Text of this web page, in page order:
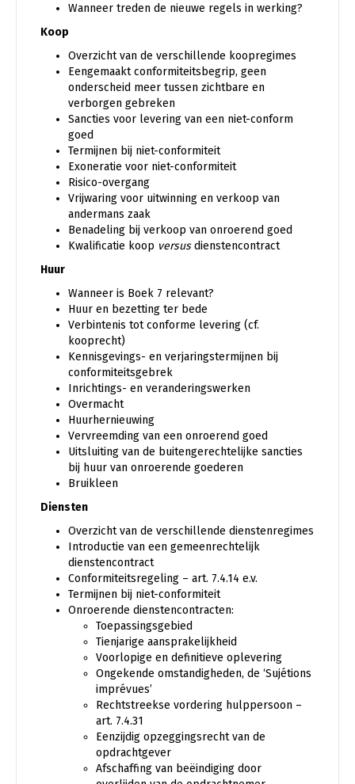
Wanneer treden de nieuwe regels in werking?
Koop
Overzicht van de verschillende koopregimes
Eengemaakt conformiteitsbegrip, geen
onderscheid meer tussen zichtbare en
verborgen gebreken
Sancties voor levering van een niet-conform
goed
Termijnen bij niet-conformiteit
Exoneratie voor niet-conformiteit
Risico-overgang
Vrijwaring voor uitwinning en verkoop van
andermans zaak
Benadeling bij verkoop van onroerend goed
Kwalificatie koop versusdienstencontract
Huur
Wanneer is Boek 7 relevant?
Huur en bezetting ter bede
Verbintenis tot conforme levering (cf.
kooprecht)
Kennisgevings- en verjaringstermijnen bij
conformiteitsgebrek
Inrichtings- en veranderingswerken
Overmacht
Huurhernieuwing
Vervreemding van een onroerend goed
Uitsluiting van de buitengerechtelijke sancties
bij huur van onroerende goederen
Bruikleen
Diensten
Overzicht van de verschillende dienstenregimes
Introductie van een gemeenrechtelijk
dienstencontract
Conformiteitsregeling – art. 7.4.14 e.v.
Termijnen bij niet-conformiteit
Onroerende dienstencontracten:
Toepassingsgebied
Tienjarige aansprakelijkheid
Voorlopige en definitieve oplevering
Ongekende omstandigheden, de ‘Sujétions
imprévues’
Rechtstreekse vordering hulppersoon –
art. 7.4.31
Eenzijdig opzeggingsrecht van de
opdrachtgever
Afschaffing van beëindiging door